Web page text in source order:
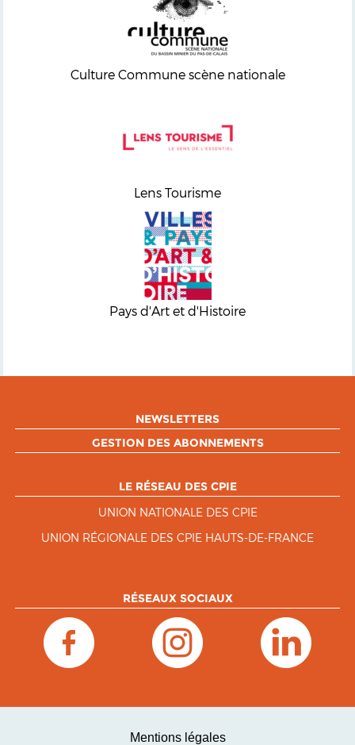
Culture Commune scène nationale
Lens Tourisme
Pays d'Art et d'Histoire
NEWSLETTERS
GESTION DES ABONNEMENTS
LE RÉSEAU DES CPIE
UNION NATIONALE DES CPIE
UNION RÉGIONALE DES CPIE HAUTS-DE-FRANCE
RÉSEAUX SOCIAUX
Mentions légales